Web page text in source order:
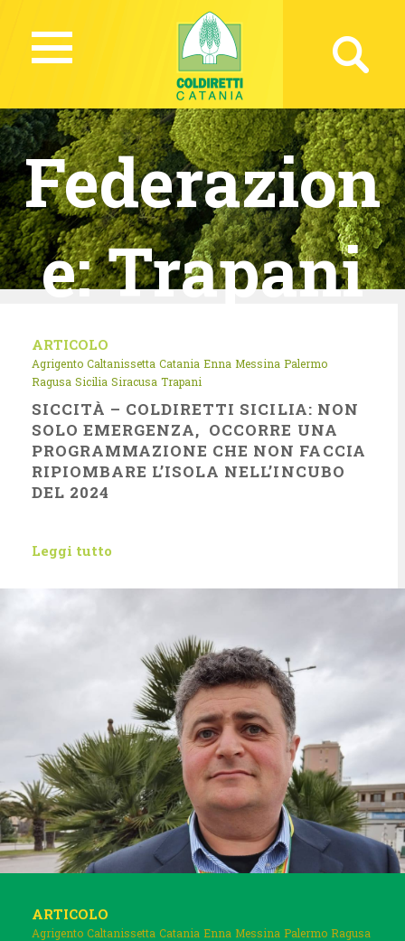
Federazion
e:Trapani
ARTICOLO
Agrigento Caltanissetta Catania Enna Messina Palermo
Ragusa Sicilia Siracusa Trapani
SICCITÀ – COLDIRETTI SICILIA: NON
SOLO EMERGENZA, OCCORRE UNA
PROGRAMMAZIONE CHE NON FACCIA
RIPIOMBARE L’ISOLA NELL’INCUBO
DEL 2024
Leggi tutto
ARTICOLO
Agrigento Caltanissetta Catania Enna Messina Palermo Ragusa